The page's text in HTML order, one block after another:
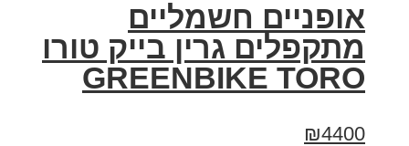
אופניים חשמליים
מתקפלים גרין בייק טורו
GREENBIKE TORO
₪4400